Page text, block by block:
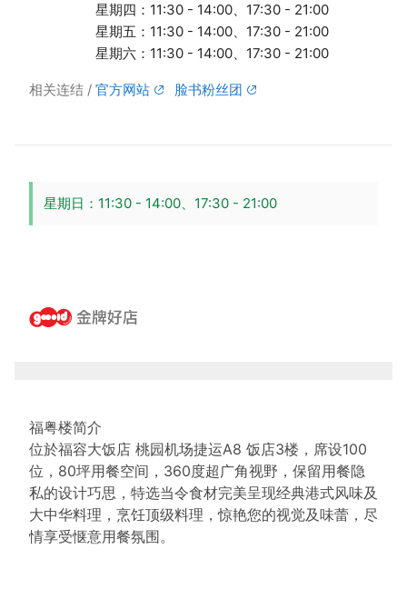
星期四：11:30 - 14:00、17:30 - 21:00
星期五：11:30 - 14:00、17:30 - 21:00
星期六：11:30 - 14:00、17:30 - 21:00
相关连结 官方网站 脸书粉丝团
星期日：11:30 - 14:00、17:30 - 21:00
福粤楼简介
位於福容大饭店 桃园机场捷运A8 饭店3楼，席设100
位，80坪用餐空间，360度超广角视野，保留用餐隐
私的设计巧思，特选当令食材完美呈现经典港式风味及
大中华料理，烹饪顶级料理，惊艳您的视觉及味蕾，尽
情享受惬意用餐氛围。